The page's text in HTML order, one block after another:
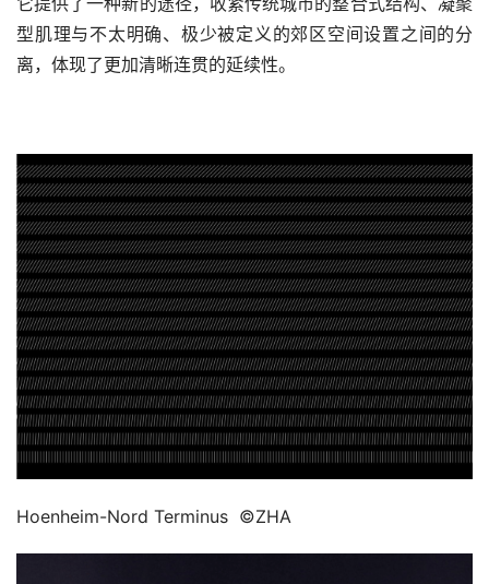
型肌理与不太明确、极少被定义的郊区空间设置之间的分
离，体现了更加清晰连贯的延续性。
Hoenheim-Nord Terminus  ©ZHA